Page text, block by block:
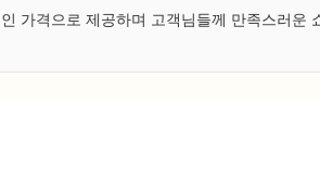
가격으로 제공하며 고객님들께 만족스러운